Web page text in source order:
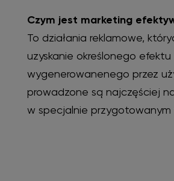
Czym jest marketing
To działania reklamowe,
uzyskanie określonego efektu
wygenerowanenego przez
prowadzone są najczęściej
w specjalnie przygotowanym